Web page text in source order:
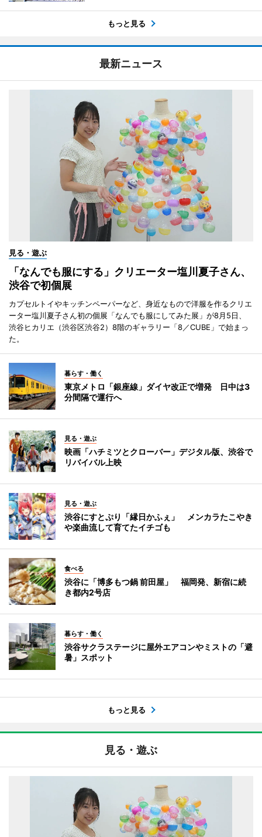
もっと見る
最新ニュース
見る・遊ぶ
「なんでも服にする」クリエーター塩川夏子さん、
渋谷で初個展
カプセルトイやキッチンペーパーなど、身近なもので洋服を作るクリエ
ーター塩川夏子さん初の個展「なんでも服にしてみた展」が8月5日、
渋谷ヒカリエ（渋谷区渋谷2）8階のギャラリー「8／CUBE」で始まっ
た。
暮らす・働く
東京メトロ「銀座線」ダイヤ改正で増発 日中は3
分間隔で運行へ
見る・遊ぶ
映画「ハチミツとクローバー」デジタル版、渋谷で
リバイバル上映
見る・遊ぶ
渋谷にすとぷり「縁日かふぇ」 メンカラたこやき
や楽曲流して育てたイチゴも
食べる
渋谷に「博多もつ鍋 前田屋」 福岡発、新宿に続
き都内2号店
暮らす・働く
渋谷サクラステージに屋外エアコンやミストの「避
暑」スポット
もっと見る
見る・遊ぶ